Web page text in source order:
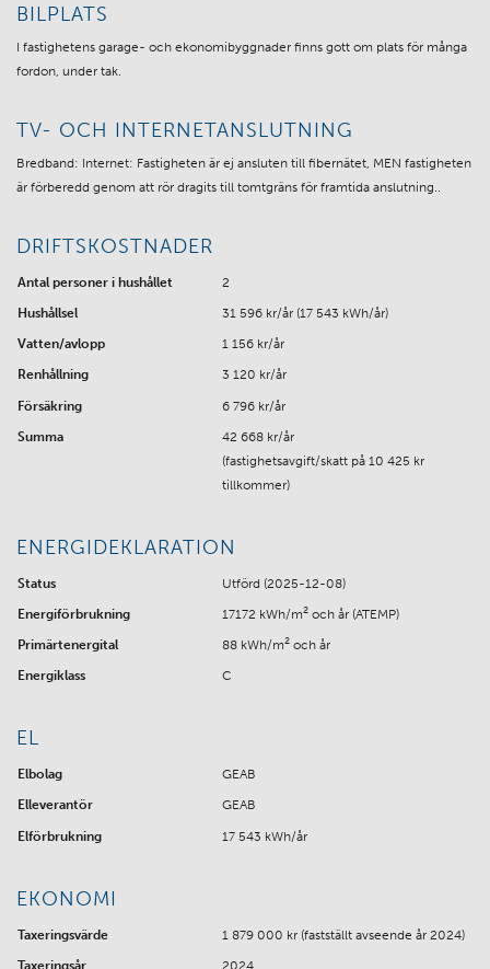
BILPLATS
I fastighetens garage- och ekonomibyggnader finns gott om plats för många
fordon, under tak.
TV- OCH INTERNETANSLUTNING
Bredband: Internet: Fastigheten är ej ansluten till fibernätet, MEN fastigheten
är förberedd genom att rör dragits till tomtgräns för framtida anslutning..
DRIFTSKOSTNADER
Antal personer i hushållet
2
Hushållsel
31 596 kr/år (17 543 kWh/år)
Vatten/avlopp
1 156 kr/år
Renhållning
3 120 kr/år
Försäkring
6 796 kr/år
Summa
42 668 kr/år
(fastighetsavgift/skatt på 10 425 kr
tillkommer)
ENERGIDEKLARATION
Status
Utförd (2025-12-08)
Energiförbrukning
17172 kWh/m2och år (ATEMP)
Primärtenergital
88 kWh/m2och år
Energiklass
C
EL
Elbolag
GEAB
Elleverantör
GEAB
Elförbrukning
17 543 kWh/år
EKONOMI
Taxeringsvärde
1 879 000 kr (fastställt avseende år 2024)
Taxeringsår
2024